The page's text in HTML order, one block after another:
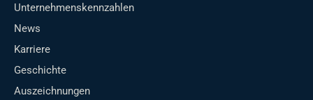
Unternehmenskennzahlen
News
Karriere
Geschichte
Auszeichnungen